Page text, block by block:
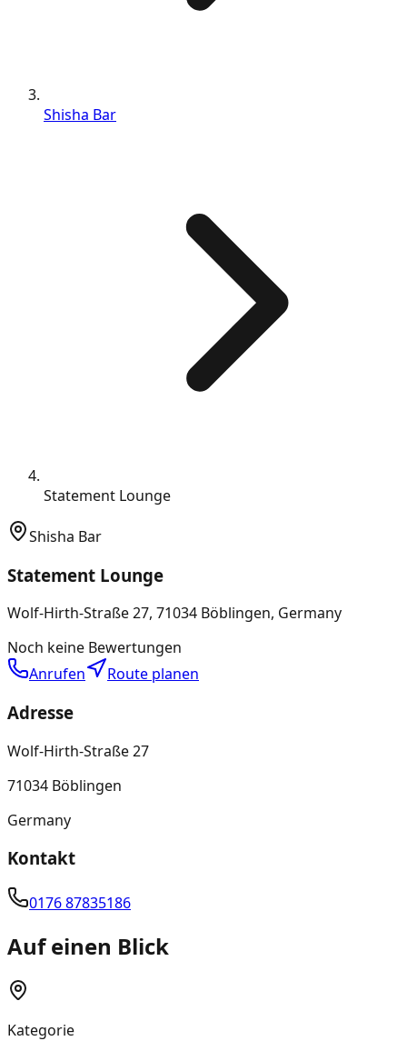
Shisha Bar
Statement Lounge
Shisha Bar
Statement Lounge
Wolf-Hirth-Straße 27, 71034 Böblingen, Germany
Noch keine Bewertungen
Anrufen
Route planen
Adresse
Wolf-Hirth-Straße 27
71034 Böblingen
Germany
Kontakt
0176 87835186
Auf einen Blick
Kategorie